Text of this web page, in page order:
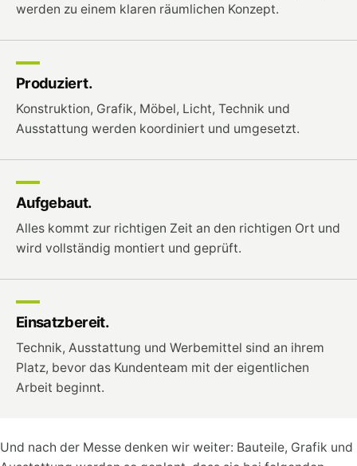
werden zu einem klaren räumlichen Konzept.
Produziert.
Konstruktion, Grafik, Möbel, Licht, Technik und
Ausstattung werden koordiniert und umgesetzt.
Aufgebaut.
Alles kommt zur richtigen Zeit an den richtigen Ort und
wird vollständig montiert und geprüft.
Einsatzbereit.
Technik, Ausstattung und Werbemittel sind an ihrem
Platz, bevor das Kundenteam mit der eigentlichen
Arbeit beginnt.
Und nach der Messe denken wir weiter: Bauteile, Grafik und